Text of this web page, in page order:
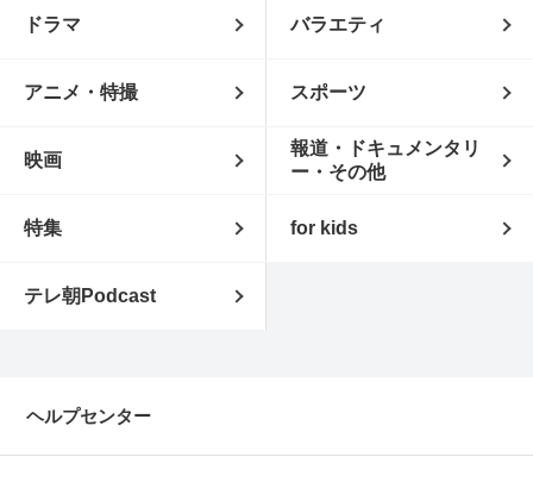
ドラマ バラエティ
アニメ・特撮 スポーツ
映画
報道・ドキュメンタリ
ー・その他
特集 for kids
テレ朝Podcast
ヘルプセンター